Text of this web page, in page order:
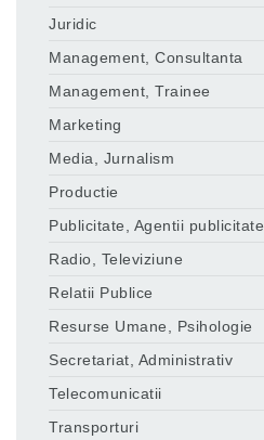
Juridic
Management, Consultanta
Management, Trainee
Marketing
Media, Jurnalism
Productie
Publicitate, Agentii publicitate
Radio, Televiziune
Relatii Publice
Resurse Umane, Psihologie
Secretariat, Administrativ
Telecomunicatii
Transporturi